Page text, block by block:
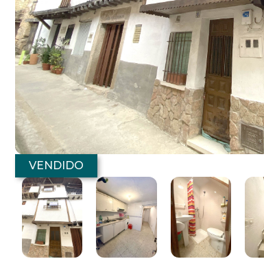
VENDIDO